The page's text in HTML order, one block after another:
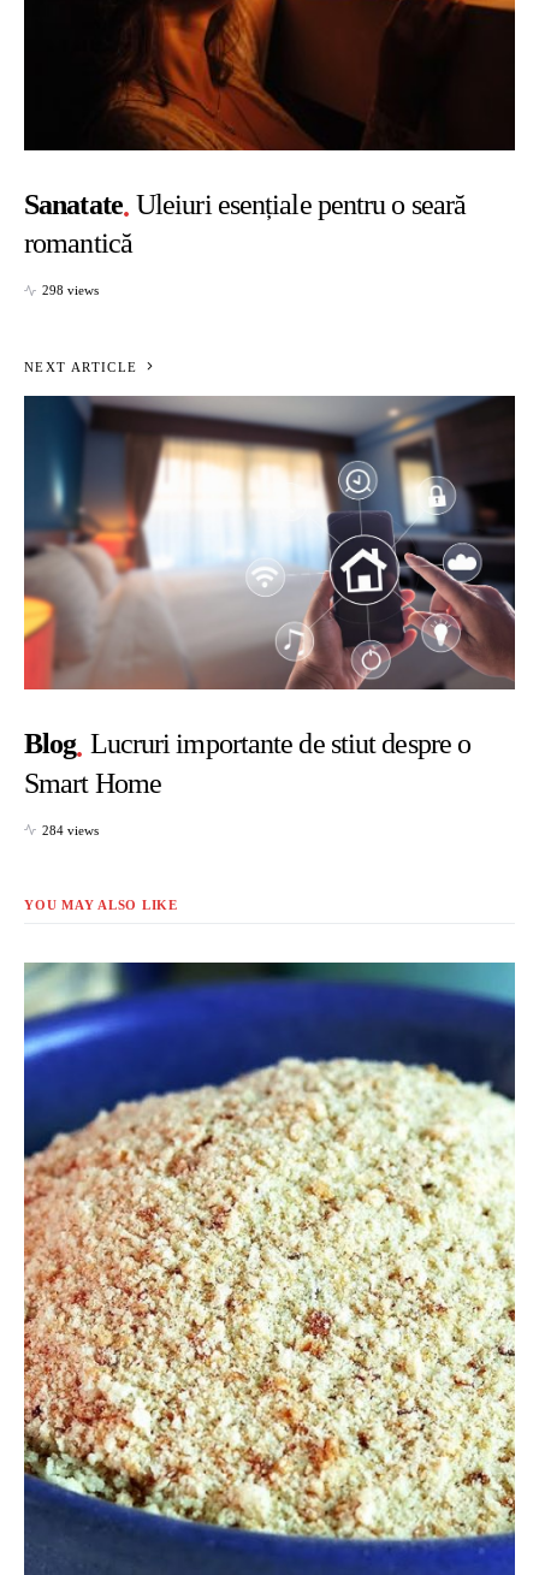
Sanatate Uleiuri esențiale pentru o seară
romantică
298 views
NEXT ARTICLE
Blog Lucruri importante de stiut despre o
Smart Home
284 views
YOU MAY ALSO LIKE